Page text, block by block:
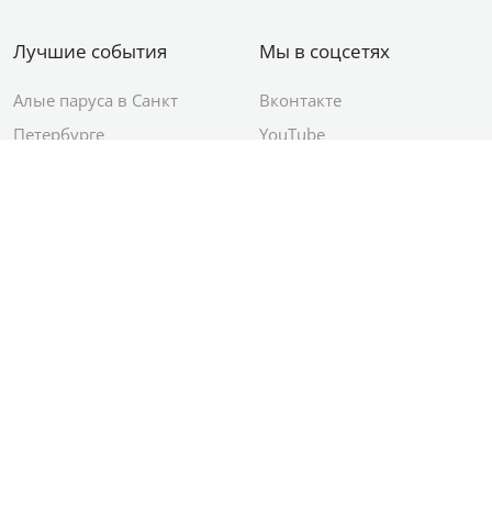
Лучшие события
Алые паруса в Санкт
Петербурге
Мы в соцсетях
Вконтакте
YouTube